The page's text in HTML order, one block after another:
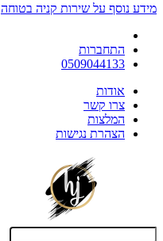
מידע נוסף על שירות קניה בטוחה
התחברות
0509044133
אודות
צרו קשר
המלצות
הצהרת נגישות